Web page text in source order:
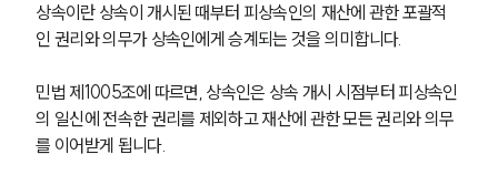
상속이란 상속이 개시된 때부터 피상속인의 재산에 관한 포괄적
인 권리와 의무가 상속인에게 승계되는 것을 의미합니다.
민법 제1005조에 따르면, 상속인은 상속 개시 시점부터 피상속인
의 일신에 전속한 권리를 제외하고 재산에 관한 모든 권리와 의무
를 이어받게 됩니다.